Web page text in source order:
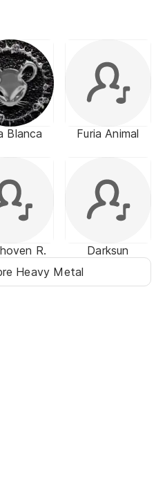
Blanca Furia Animal
R.
Darksun
Heavy Metal